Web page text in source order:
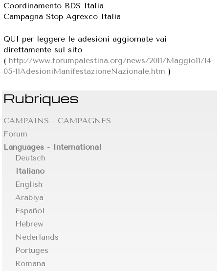
Coordinamento BDS Italia
Campagna Stop Agrexco Italia
QUI per leggere le adesioni aggiornate vai
direttamente sul sito
( http://www.forumpalestina.org/news/2011/Maggio11/14-
05-11AdesioniManifestazioneNazionale.htm )
Rubriques
CAMPAINS - CAMPAGNES
Forum
Languages - International
Deutsch
Italiano
English
Arabiya
Español
Hebrew
Nederlands
Portuges
Romana